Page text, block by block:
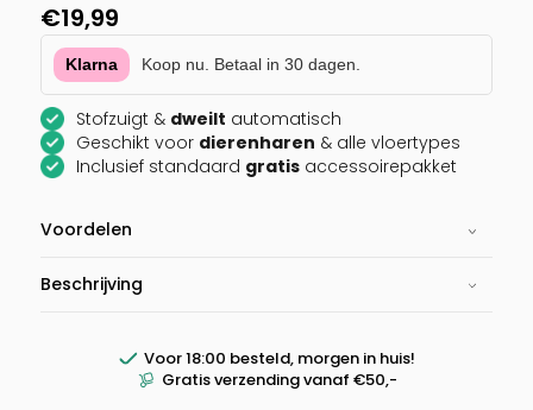
Normale
prijs
€19,99
Klarna Koop nu. Betaal in 30 dagen.
Stofzuigt & dweilt automatisch
Geschikt voor dierenharen & alle vloertypes
Inclusief standaard gratisaccessoirepakket
Voordelen
Beschrijving
Voor 18:00 besteld, morgen in huis!
Gratis verzending vanaf €50,-